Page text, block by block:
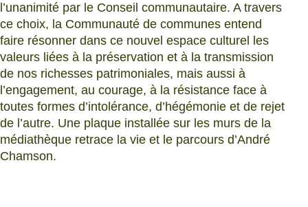
l’unanimité par le Conseil communautaire. A travers
ce choix, la Communauté de communes entend
faire résonner dans ce nouvel espace culturel les
valeurs liées à la préservation et à la transmission
de nos richesses patrimoniales, mais aussi à
l’engagement, au courage, à la résistance face à
toutes formes d’intolérance, d’hégémonie et de rejet
de l’autre. Une plaque installée sur les murs de la
médiathèque retrace la vie et le parcours d’André
Chamson.